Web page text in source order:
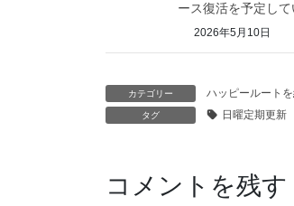
ース復活を予定して
2026年5月10日
カテゴリー ハッピールート
タグ 日曜定期更新
コメントを残す